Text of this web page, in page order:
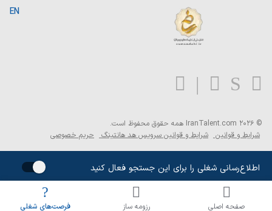
اطلاع‌رسانی شغلی را برای این جستجو فعال کنید
بلاگ
EN
© 2026 IranTalent.com
همه حقوق محفوظ است.
شرایط و قوانین شرایط و قوانین سرویس هد هانتینگ حریم خصوصی
صفحه اصلی رزومه ساز فرصت‌های شغلی